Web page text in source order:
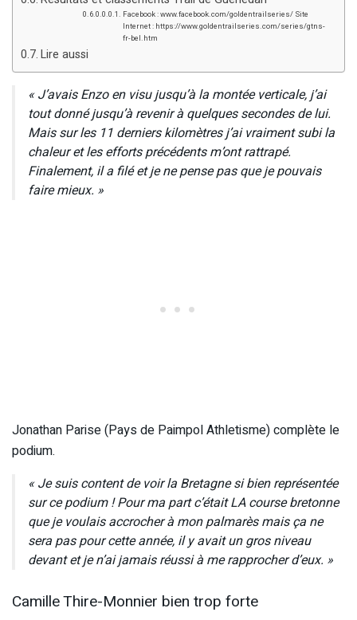
Facebook : www.facebook.com/goldentrailseries/ Site
Internet : https://www.goldentrailseries.com/series/gtns-
fr-bel.htm
Lire aussi
« J’avais Enzo en visu jusqu’à la montée verticale, j’ai
tout donné jusqu’à revenir à quelques secondes de lui.
Mais sur les 11 derniers kilomètres j’ai vraiment subi la
chaleur et les efforts précédents m’ont rattrapé.
Finalement, il a filé et je ne pense pas que je pouvais
faire mieux. »
Jonathan Parise (Pays de Paimpol Athletisme) complète le
podium.
« Je suis content de voir la Bretagne si bien représentée
sur ce podium ! Pour ma part c’était LA course bretonne
que je voulais accrocher à mon palmarès mais ça ne
sera pas pour cette année, il y avait un gros niveau
devant et je n’ai jamais réussi à me rapprocher d’eux. »
Camille Thire-Monnier bien trop forte